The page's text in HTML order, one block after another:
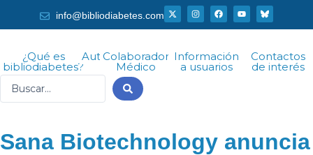
al
info@bibliodiabetes.com
X
-
t
t
t
I
n
s
r
a
F
a
c
o
k
Y
o
u
¿Qué es
bibliodiabetes?
AutorColaborador
Médico
Información
a usuarios
Contactos
de interés
Sana Biotechnology anuncia